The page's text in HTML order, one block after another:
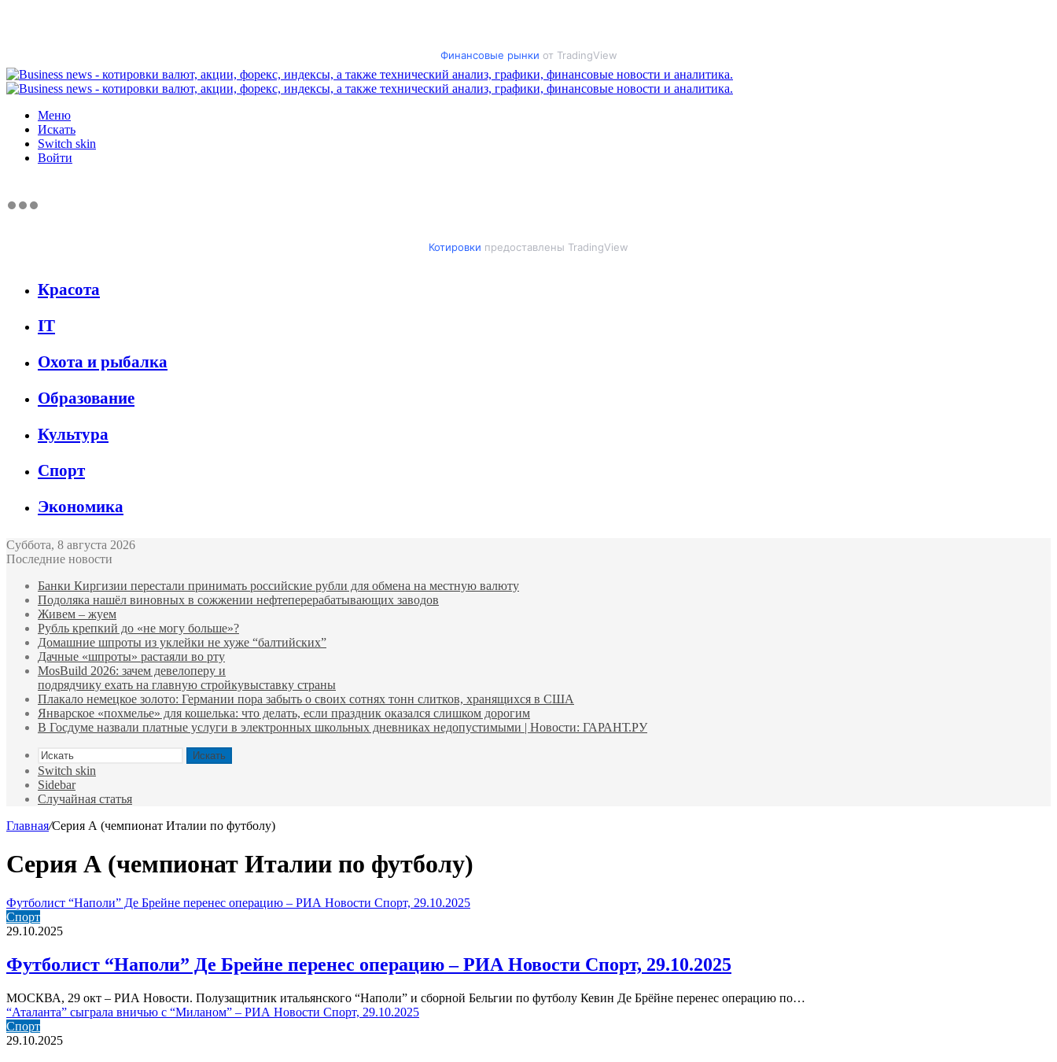
Финансовые рынки от TradingView
Меню
Искать
Switch skin
Войти
Котировки предоставлены TradingView
Красота
IT
Охота и рыбалка
Образование
Культура
Спорт
Экономика
Суббота, 8 августа 2026
Последние новости
Банки Киргизии перестали принимать российские рубли для обмена на местную валюту
Подоляка нашёл виновных в сожжении нефтеперерабатывающих заводов
Живем – жуем
Рубль крепкий до «не могу больше»?
Домашние шпроты из уклейки не хуже “балтийских”
Дачные «шпроты» растаяли во рту
MosBuild 2026: зачем девелоперу и
подрядчиĸу ехать на главную стройĸувыставĸу страны
Плакало немецкое золото: Германии пора забыть о своих сотнях тонн слитков, хранящихся в США
Январское «похмелье» для кошелька: что делать, если праздник оказался слишком дорогим
В Госдуме назвали платные услуги в электронных школьных дневниках недопустимыми | Новости: ГАРАНТ.РУ
Искать
Switch skin
Sidebar
Случайная статья
Главная/Серия А (чемпионат Италии по футболу)
Серия А (чемпионат Италии по футболу)
Футболист “Наполи” Де Брейне перенес операцию – РИА Новости Спорт, 29.10.2025
Спорт
29.10.2025
Футболист “Наполи” Де Брейне перенес операцию – РИА Новости Спорт, 29.10.2025
МОСКВА, 29 окт – РИА Новости. Полузащитник итальянского “Наполи” и сборной Бельгии по футболу Кевин Де Брёйне перенес операцию по…
“Аталанта” сыграла вничью с “Миланом” – РИА Новости Спорт, 29.10.2025
Спорт
29.10.2025